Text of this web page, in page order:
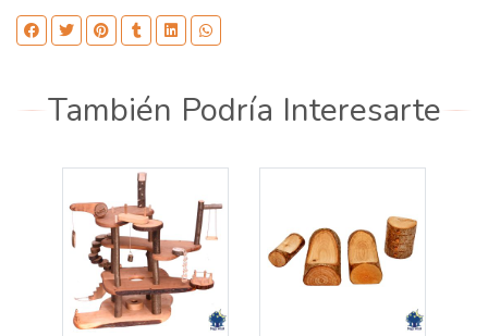
También Podría Interesarte